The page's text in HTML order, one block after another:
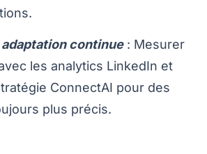
continue: Mesurer
les analytics LinkedIn et
ConnectAI pour des
plus précis.